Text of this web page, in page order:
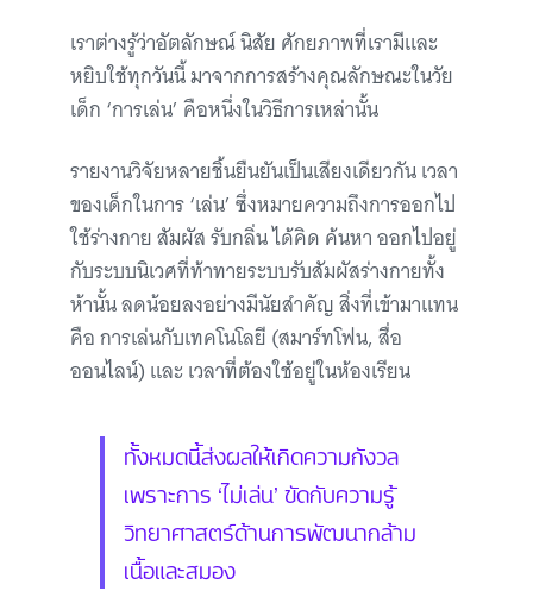
เราต่างรู้ว่าอัตลักษณ์ นิสัย ศักยภาพที่เรามีและ
หยิบใช้ทุกวันนี้ มาจากการสร้างคุณลักษณะในวัย
เด็ก ‘การเล่น’ คือหนึ่งในวิธีการเหล่านั้น
รายงานวิจัยหลายชิ้นยืนยันเป็นเสียงเดียวกัน เวลา
ของเด็กในการ ‘เล่น’ ซึ่งหมายความถึงการออกไป
ใช้ร่างกาย สัมผัส รับกลิ่น ได้คิด ค้นหา ออกไปอยู่
กับระบบนิเวศที่ท้าทายระบบรับสัมผัสร่างกายทั้ง
ห้านั้น ลดน้อยลงอย่างมีนัยสำคัญ สิ่งที่เข้ามาแทน
คือ การเล่นกับเทคโนโลยี (สมาร์ทโฟน, สื่อ
ออนไลน์) และ เวลาที่ต้องใช้อยู่ในห้องเรียน
ทั้งหมดนี้ส่งผลให้เกิดความกังวล
เพราะการ ‘ไม่เล่น’ ขัดกับความรู้
วิทยาศาสตร์ด้านการพัฒนากล้าม
เนื้อและสมอง